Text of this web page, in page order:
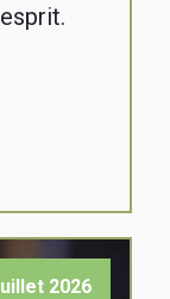
2026